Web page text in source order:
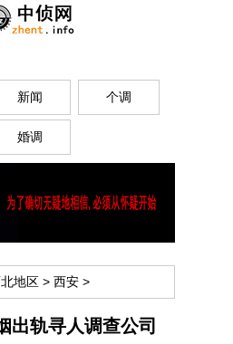
新闻 个调
婚调
地区 > 西安 >
出轨寻人调查公司